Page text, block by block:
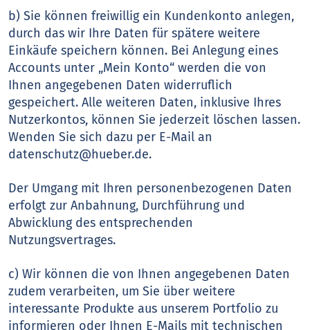
b) Sie können freiwillig ein Kundenkonto anlegen,
durch das wir Ihre Daten für spätere weitere
Einkäufe speichern können. Bei Anlegung eines
Accounts unter „Mein Konto“ werden die von
Ihnen angegebenen Daten widerruflich
gespeichert. Alle weiteren Daten, inklusive Ihres
Nutzerkontos, können Sie jederzeit löschen lassen.
Wenden Sie sich dazu per E-Mail an
datenschutz@hueber.de.
Der Umgang mit Ihren personenbezogenen Daten
erfolgt zur Anbahnung, Durchführung und
Abwicklung des entsprechenden
Nutzungsvertrages.
c) Wir können die von Ihnen angegebenen Daten
zudem verarbeiten, um Sie über weitere
interessante Produkte aus unserem Portfolio zu
informieren oder Ihnen E-Mails mit technischen